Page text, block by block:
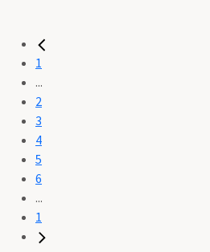
1
...
2
3
4
5
6
...
1